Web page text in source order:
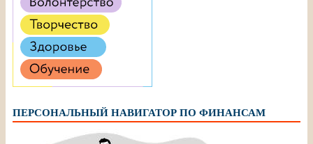
ПЕРСОНАЛЬНЫЙ НАВИГАТОР ПО ФИНАНСАМ